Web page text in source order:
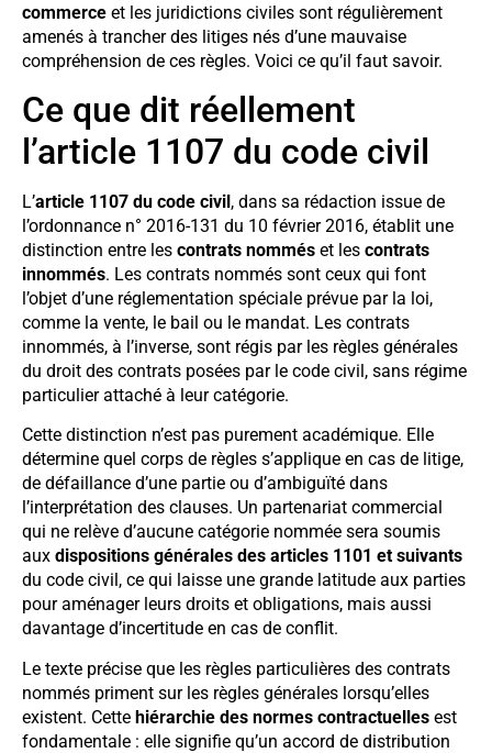
commerce et les juridictions civiles sont régulièrement
amenés à trancher des litiges nés d’une mauvaise
compréhension de ces règles. Voici ce qu’il faut savoir.
Ce que dit réellement
l’article 1107 du code civil
L’article 1107 du code civil, dans sa rédaction issue de
l’ordonnance n° 2016-131 du 10 février 2016, établit une
distinction entre les contrats nommés et les contrats
innommés. Les contrats nommés sont ceux qui font
l’objet d’une réglementation spéciale prévue par la loi,
comme la vente, le bail ou le mandat. Les contrats
innommés, à l’inverse, sont régis par les règles générales
du droit des contrats posées par le code civil, sans régime
particulier attaché à leur catégorie.
Cette distinction n’est pas purement académique. Elle
détermine quel corps de règles s’applique en cas de litige,
de défaillance d’une partie ou d’ambiguïté dans
l’interprétation des clauses. Un partenariat commercial
qui ne relève d’aucune catégorie nommée sera soumis
aux dispositions générales des articles 1101 et suivants
du code civil, ce qui laisse une grande latitude aux parties
pour aménager leurs droits et obligations, mais aussi
davantage d’incertitude en cas de conflit.
Le texte précise que les règles particulières des contrats
nommés priment sur les règles générales lorsqu’elles
existent. Cette hiérarchie des normes contractuelles est
fondamentale : elle signifie qu’un accord de distribution